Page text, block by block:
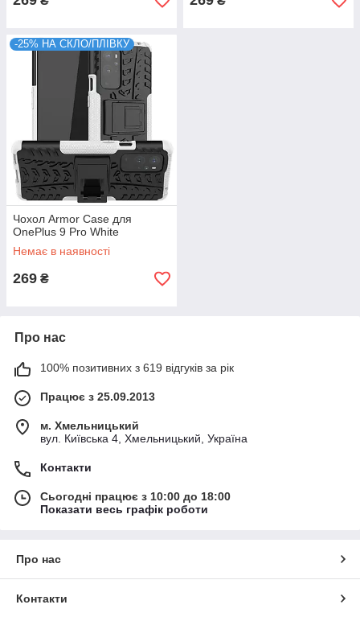
-25% НА СКЛО/ПЛІВКУ
Чохол Armor Case для
OnePlus 9 Pro White
Немає в наявності
269 ₴
Про нас
100% позитивних з 619 відгуків за рік
Працює з 25.09.2013
м. Хмельницький
вул. Київська 4, Хмельницький, Україна
Контакти
Сьогодні працює з 10:00 до 18:00
Показати весь графік роботи
Про нас
Контакти